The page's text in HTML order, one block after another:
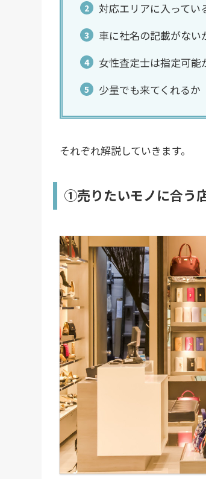
対応エリアに入ってい
車に社名の記載がない
女性査定士は指定可能
少量でも来てくれるか
それぞれ解説していきます。
①売りたいモノに合う